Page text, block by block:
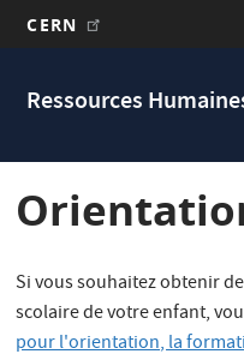
contenu
CERN
Ressources
navigation
Si vous souhaitez obtenir
scolaire de votre enfant,
pour l'orientation, la